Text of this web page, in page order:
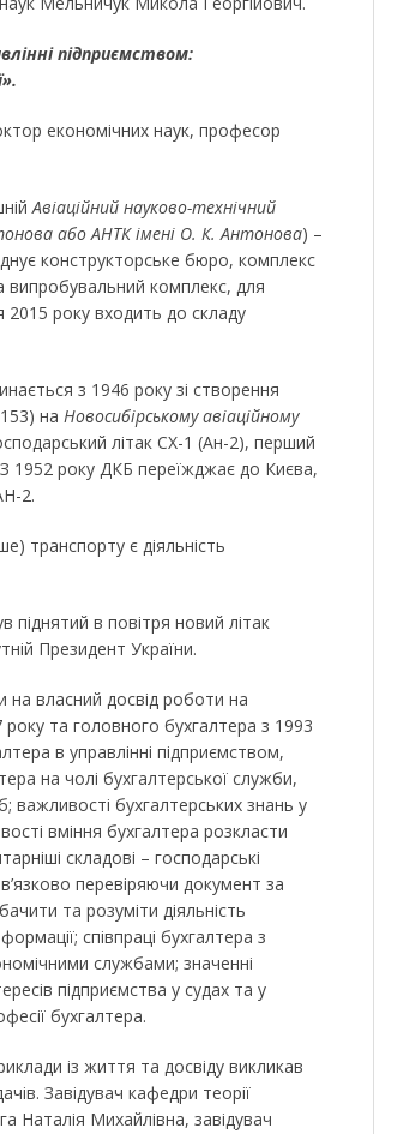
підприємством:
економічних наук, професор
Авіаційний науково-технічний
або АНТК імені О. К. Антонова) –
конструкторське бюро, комплекс
випробувальний комплекс, для
2015 року входить до складу
з 1946 року зі створення
на Новосибірському авіаційному
літак СХ-1 (Ан-2), перший
1952 року ДКБ переїжджає до Києва,
2.
транспорту є діяльність
піднятий в повітря новий літак
Президент України.
власний досвід роботи на
року та головного бухгалтера з 1993
в управлінні підприємством,
на чолі бухгалтерської служби,
важливості бухгалтерських знань у
вміння бухгалтера розкласти
складові – господарські
перевіряючи документ за
та розуміти діяльність
співпраці бухгалтера з
службами; значенні
підприємства у судах та у
бухгалтера.
із життя та досвіду викликав
Завідувач кафедри теорії
Наталія Михайлівна, завідувач